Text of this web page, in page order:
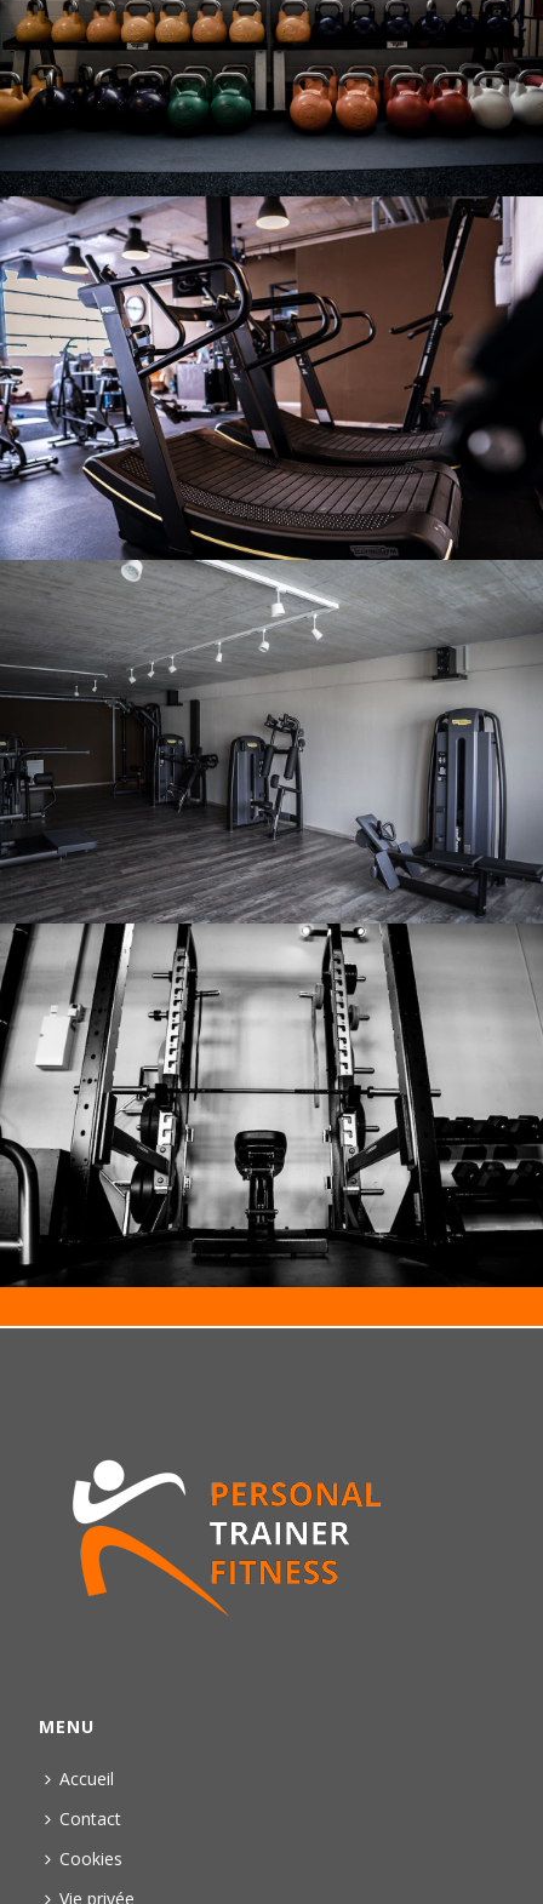
Notre salle
Notre salle
Notre salle
MENU
Accueil
Contact
Cookies
Vie privée